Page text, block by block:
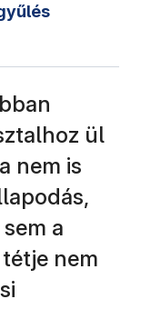
ül
nem is
a
nem